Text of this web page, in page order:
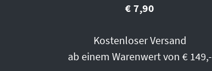
€ 7,90
Kostenloser Versand
ab einem Warenwert von € 149,-